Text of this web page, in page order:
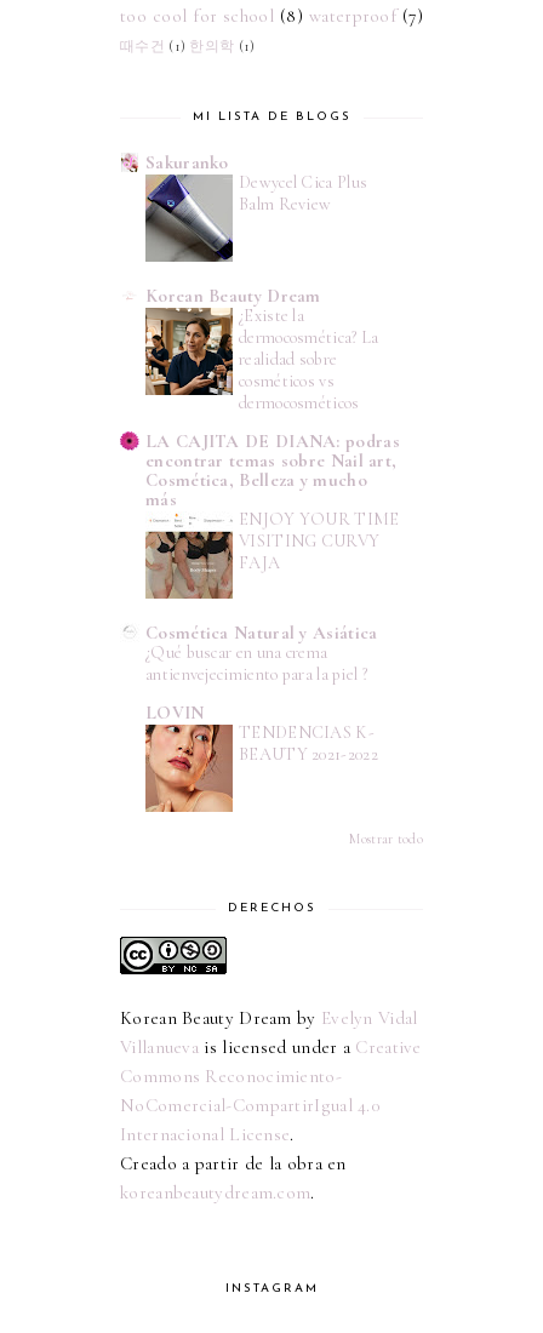
too cool for school
(8) waterproof (7)
때수건 (1) 한의학 (1)
MI LISTA DE BLOGS
Sakuranko
Dewycel Cica Plus
Balm Review
Korean Beauty Dream
¿Existe la
dermocosmética? La
realidad sobre
cosméticos vs
dermocosméticos
LA CAJITA DE DIANA: podras
encontrar temas sobre Nail art,
Cosmética, Belleza y mucho
más
ENJOY YOUR TIME
VISITING CURVY
FAJA
Cosmética Natural y Asiática
¿Qué buscar en una crema
antienvejecimiento para la piel ?
LOVIN
TENDENCIAS K-
BEAUTY 2021-2022
Mostrar todo
DERECHOS
Korean Beauty Dream by Evelyn Vidal
Villanueva is licensed under a Creative
Commons Reconocimiento-
NoComercial-CompartirIgual 4.0
Internacional License.
Creado a partir de la obra en
koreanbeautydream.com.
INSTAGRAM